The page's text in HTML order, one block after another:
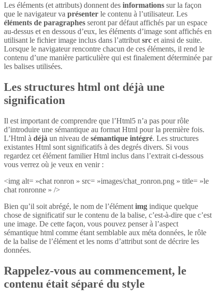
Les éléments (et attributs) donnent des informations sur la façon
que le navigateur va présenter le contenu à l’utilisateur. Les
éléments de paragraphes seront par défaut affichés par un espace
au-dessus et en dessous d’eux, les éléments d’image sont affichés en
utilisant le fichier image inclus dans l’attribut src et ainsi de suite.
Lorsque le navigateur rencontre chacun de ces éléments, il rend le
contenu d’une manière particulière qui est finalement déterminée par
les balises utilisées.
Les structures html ont déjà une
signification
Il est important de comprendre que l’Html5 n’a pas pour rôle
d’introduire une sémantique au format Html pour la première fois.
L’Html à déjà un niveau de sémantique intégré. Les structures
existantes Html sont significatifs à des degrés divers. Si vous
regardez cet élément familier Html inclus dans l’extrait ci-dessous
vous verrez où je veux en venir :
<img alt= »chat ronron » src= »images/chat_ronron.png » title= »le
chat ronronne » />
Bien qu’il soit abrégé, le nom de l’élément img indique quelque
chose de significatif sur le contenu de la balise, c’est-à-dire que c’est
une image. De cette façon, vous pouvez penser à l’aspect
sémantique html comme étant semblable aux méta données, le rôle
de la balise de l’élément et les noms d’attribut sont de décrire les
données.
Rappelez-vous au commencement, le
contenu était séparé du style